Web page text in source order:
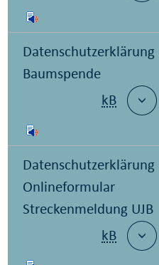
Datenschutzerklärung
Baumspende
kB
Datenschutzerklärung
Onlineformular
Streckenmeldung UJB
kB